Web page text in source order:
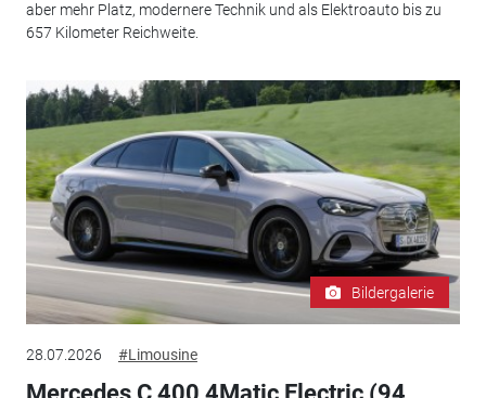
aber mehr Platz, modernere Technik und als Elektroauto bis zu
657 Kilometer Reichweite.
Bildergalerie
28.07.2026 #Limousine